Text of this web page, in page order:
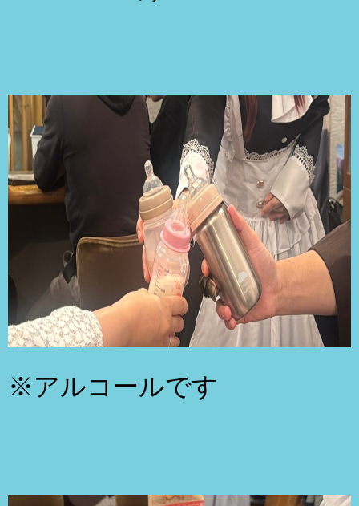
※アルコールです